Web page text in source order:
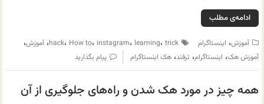
ادامه‌ی مطلب
آموزش، اینستاگرام hack، How to، instagram، learning، trick ،آموزش،
آموزش هک، اینستاگرام، ترفند،هک اینستاگرام پیام بگذارید
همه چیز در مورد هک شدن و راه‌های جلوگیری از آن